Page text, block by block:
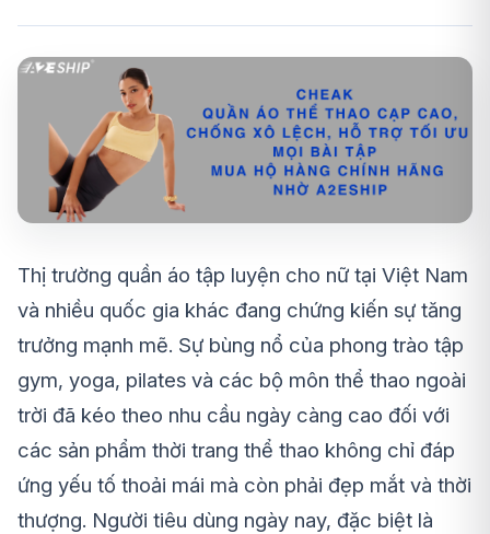
Thị trường quần áo tập luyện cho nữ tại Việt Nam
và nhiều quốc gia khác đang chứng kiến sự tăng
trưởng mạnh mẽ. Sự bùng nổ của phong trào tập
gym, yoga, pilates và các bộ môn thể thao ngoài
trời đã kéo theo nhu cầu ngày càng cao đối với
các sản phẩm thời trang thể thao không chỉ đáp
ứng yếu tố thoải mái mà còn phải đẹp mắt và thời
thượng. Người tiêu dùng ngày nay, đặc biệt là